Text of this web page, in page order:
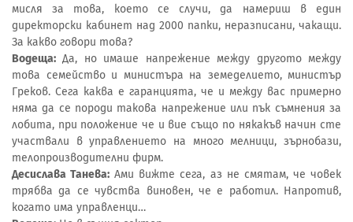
мисля за това, което се случи, да намериш в един
директорски кабинет над 2000 папки, неразписани, чакащи.
За какво говори това?
Водеща: Да, но имаше напрежение между другото между
това семейство и министъра на земеделието, министър
Греков. Сега каква е гаранцията, че и между вас примерно
няма да се породи такова напрежение или пък съмнения за
лобита, при положение че и вие също по някакъв начин сте
участвали в управлението на много мелници, зърнобази,
телопроизводителни фирм.
Десислава Танева: Ами вижте сега, аз не смятам, че човек
трябва да се чувства виновен, че е работил. Напротив,
когато има управленци…